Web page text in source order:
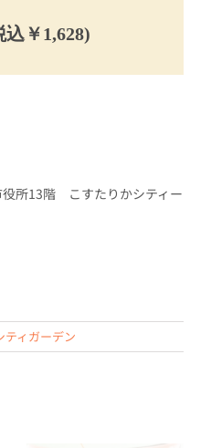
込￥1,628)
所13階 こすたりかシティー
ティガーデン